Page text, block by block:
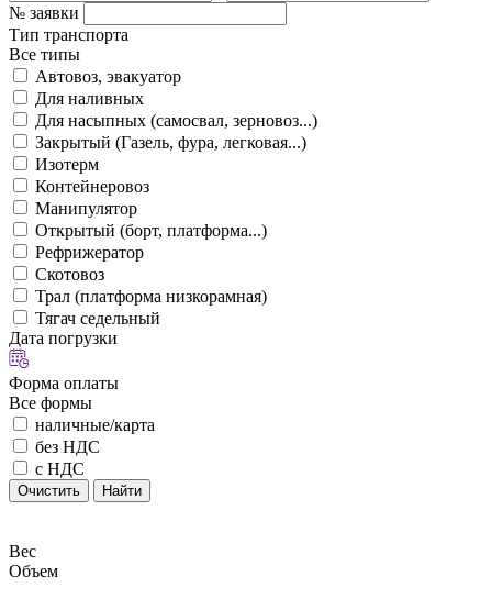
№ заявки
Тип транспорта
Все типы
Автовоз, эвакуатор
Для наливных
Для насыпных (самосвал, зерновоз...)
Закрытый (Газель, фура, легковая...)
Изотерм
Контейнеровоз
Манипулятор
Открытый (борт, платформа...)
Рефрижератор
Скотовоз
Трал (платформа низкорамная)
Тягач седельный
Дата погрузки
Форма оплаты
Все формы
наличные/карта
без НДС
с НДС
Очистить Найти
Вес
Объем